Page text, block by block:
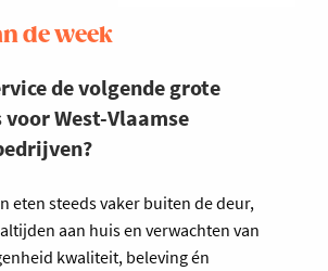
de week
de volgende grote
West-Vlaamse
eten steeds vaker buiten de deur,
aan huis en verwachten van
kwaliteit, beleving én